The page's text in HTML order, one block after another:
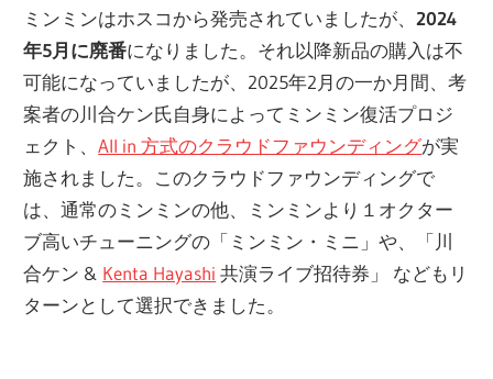
ミンミンはホスコから発売されていましたが、2024
年5月に廃番になりました。それ以降新品の購入は不
可能になっていましたが、2025年2月の一か月間、考
案者の川合ケン氏自身によってミンミン復活プロジ
ェクト、All in 方式のクラウドファウンディングが実
施されました。このクラウドファウンディングで
は、通常のミンミンの他、ミンミンより１オクター
ブ高いチューニングの「ミンミン・ミニ」や、「川
合ケン & Kenta Hayashi 共演ライブ招待券」 などもリ
ターンとして選択できました。